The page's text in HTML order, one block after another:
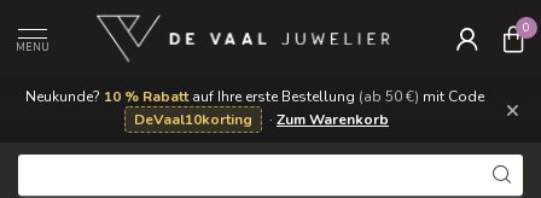
Neukunde? 10 % Rabattauf Ihre erste Bestellung (ab 50 €) mit Code
DeVaal10korting
· Zum Warenkorb ×
MENU
0